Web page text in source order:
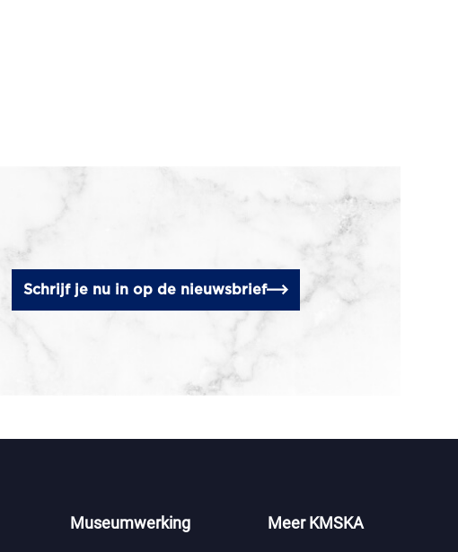
Schrijf je nu in op de nieuwsbrief
Museumwerking Meer KMSKA